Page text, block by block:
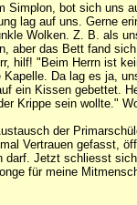
Simplon, bot sich uns
lag auf uns. Gerne
Wolken. Z. B. als
aber das Bett fand
hilf! "Beim Herrn ist
Da lag es ja,
ein Kissen gebettet.
Krippe sein wollte."
der
Vertrauen gefasst,
Jetzt schliesst
für meine